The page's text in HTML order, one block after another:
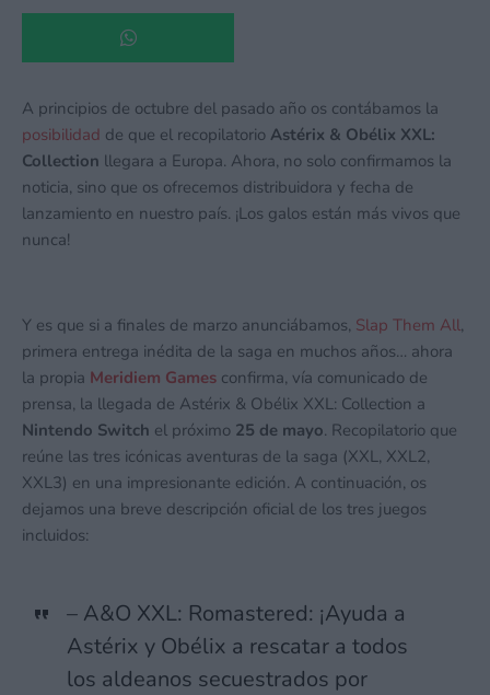
A principios de octubre del pasado año os contábamos la
posibilidad de que el recopilatorio Astérix & Obélix XXL:
Collection llegara a Europa. Ahora, no solo confirmamos la
noticia, sino que os ofrecemos distribuidora y fecha de
lanzamiento en nuestro país. ¡Los galos están más vivos que
nunca!
Y es que si a finales de marzo anunciábamos, Slap Them All,
primera entrega inédita de la saga en muchos años… ahora
la propia Meridiem Games confirma, vía comunicado de
prensa, la llegada de Astérix & Obélix XXL: Collection a
Nintendo Switch el próximo 25 de mayo. Recopilatorio que
reúne las tres icónicas aventuras de la saga (XXL, XXL2,
XXL3) en una impresionante edición. A continuación, os
dejamos una breve descripción oficial de los tres juegos
incluidos:
– A&O XXL: Romastered: ¡Ayuda a
Astérix y Obélix a rescatar a todos
los aldeanos secuestrados por